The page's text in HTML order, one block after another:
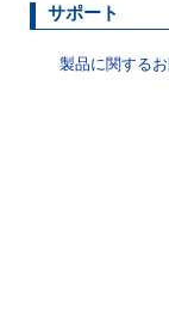
サポート
製品に関する